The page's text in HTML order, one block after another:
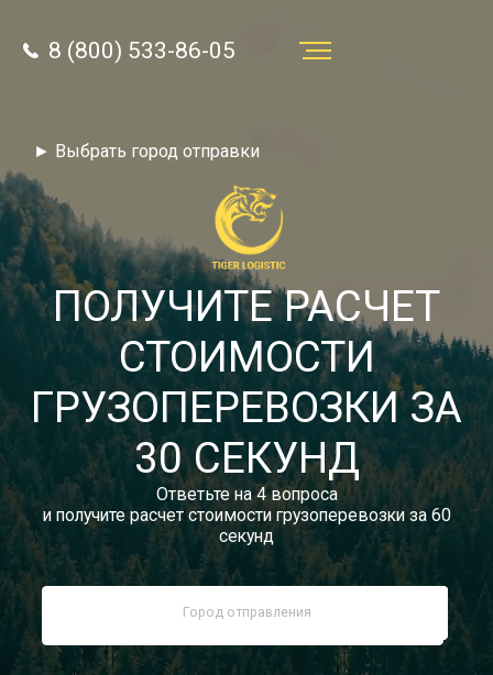
8 (800) 533-86-05
Звонок по России бесплатный
autotransport24@yandex.ru
Заказать звонок
Тарифы
Отзывы
Статьи
Новости
Документы
Контакты
► Выбрать город отправки
8 (800) 533-86-05
ПОЛУЧИТЕ РАСЧЕТ
СТОИМОСТИ
ГРУЗОПЕРЕВОЗКИ ЗА
30 СЕКУНД
Ответьте на 4 вопроса
и получите расчет стоимости грузоперевозки за 60
секунд